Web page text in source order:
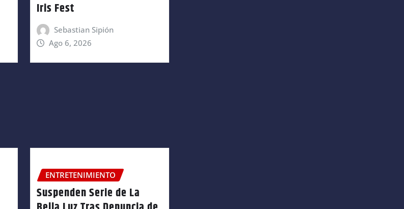
Iris Fest
Sebastian Sipión
Ago 6, 2026
ENTRETENIMIENTO
Suspenden Serie de La